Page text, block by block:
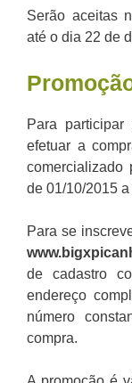
Serão aceitas
até o dia 22 de
Para
efetuar a
comercializado
de 01/10/2015
Para se
de cadastro
endereço
número
compra.